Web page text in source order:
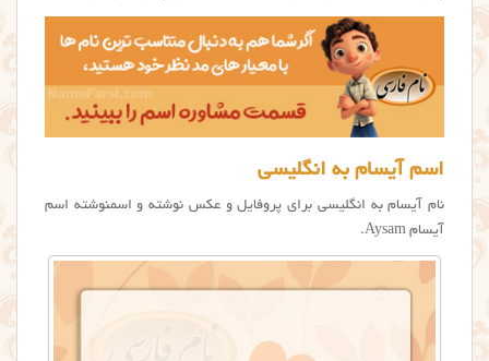
اسم آیسام به انگلیسی
نام آیسام به انگلیسی برای پروفایل و عکس نوشته و اسمنوشته اسم
آیسام Aysam.